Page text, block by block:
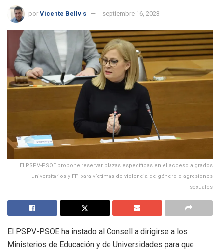
por Vicente Bellvis septiembre 16, 2023
El PSPV-PSOE propone reservar plazas específicas en el acceso a grados
universitarios y FP para víctimas de violencia de género o agresiones
sexuales
El PSPV-PSOE ha instado al Consell a dirigirse a los
Ministerios de Educación y de Universidades para que